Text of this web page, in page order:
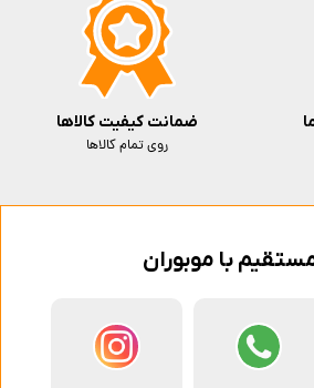
مستقیم با موبوران
ضمانت کیفیت کالاها
روی تمام کالاها